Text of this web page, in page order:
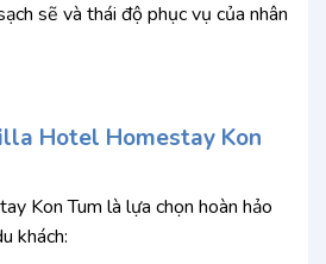
sẽ và thái độ phục vụ của nhân
Hotel Homestay Kon
Kon Tum là lựa chọn hoàn hảo
khách: